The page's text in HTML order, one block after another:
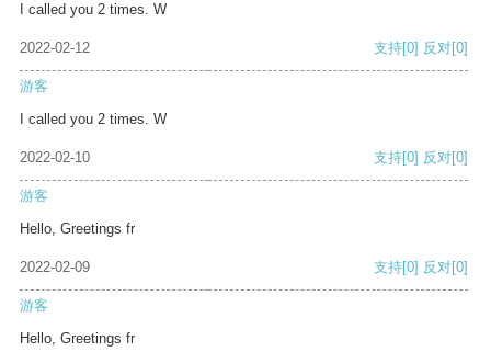
I called you 2 times. W
2022-02-12 支持[0] 反对[0]
游客
I called you 2 times. W
2022-02-10 支持[0] 反对[0]
游客
Hello, Greetings fr
2022-02-09 支持[0] 反对[0]
游客
Hello, Greetings fr